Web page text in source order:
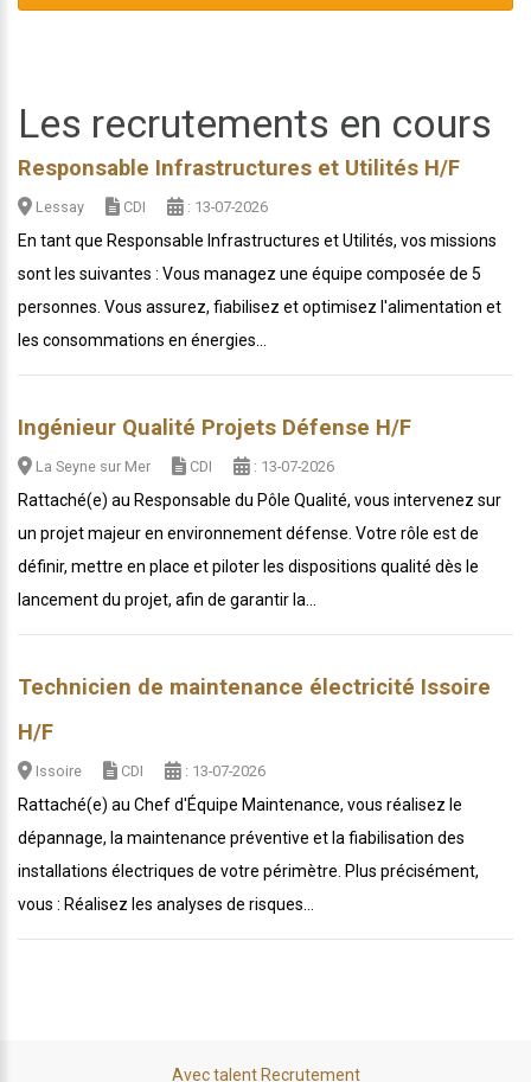
Les recrutements en cours
Responsable Infrastructures et Utilités H/F
Lessay CDI : 13-07-2026
En tant que Responsable Infrastructures et Utilités, vos missions
sont les suivantes : Vous managez une équipe composée de 5
personnes. Vous assurez, fiabilisez et optimisez l'alimentation et
les consommations en énergies...
Ingénieur Qualité Projets Défense H/F
La Seyne sur Mer CDI : 13-07-2026
Rattaché(e) au Responsable du Pôle Qualité, vous intervenez sur
un projet majeur en environnement défense. Votre rôle est de
définir, mettre en place et piloter les dispositions qualité dès le
lancement du projet, afin de garantir la...
Technicien de maintenance électricité Issoire
H/F
Issoire CDI : 13-07-2026
Rattaché(e) au Chef d'Équipe Maintenance, vous réalisez le
dépannage, la maintenance préventive et la fiabilisation des
installations électriques de votre périmètre. Plus précisément,
vous : Réalisez les analyses de risques...
Avec talent Recrutement